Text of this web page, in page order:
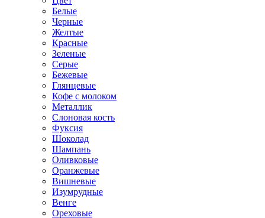
Белые
Черные
Желтые
Красные
Зеленые
Серые
Бежевые
Глянцевые
Кофе с молоком
Металлик
Слоновая кость
Фуксия
Шоколад
Шампань
Оливковые
Оранжевые
Вишневые
Изумрудные
Венге
Ореховые